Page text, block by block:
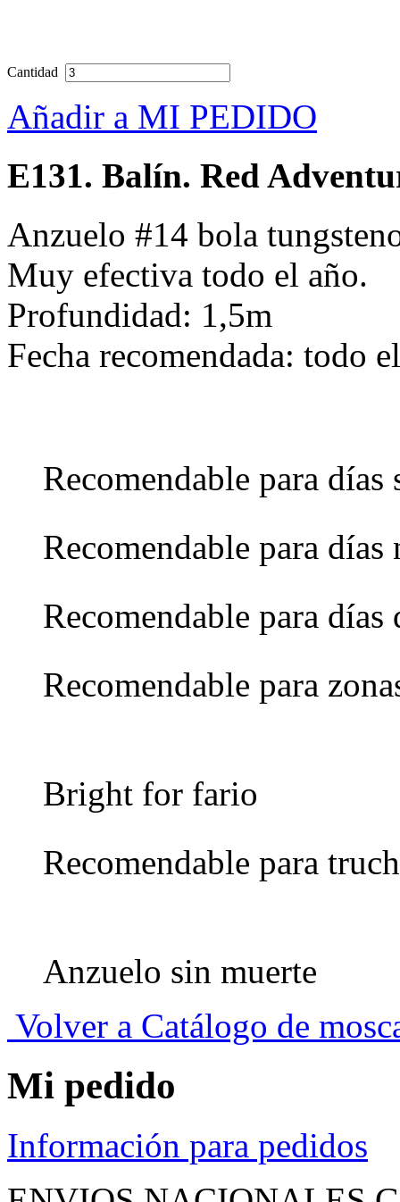
Cantidad
Añadir a MI PEDIDO
E131. Balín. Red
Anzuelo #14 bola
Muy efectiva todo el año.
Profundidad: 1,5m
Fecha recomendada: todo
Recomendable para días
Recomendable para días
Recomendable para días
Recomendable para
Bright for fario
Recomendable para
Anzuelo sin muerte
Volver a Catálogo de
Mi pedido
Información para pedidos